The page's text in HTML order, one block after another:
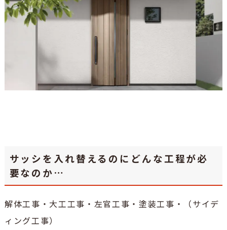
サッシを入れ替えるのにどんな工程が必
要なのか…
解体工事・大工工事・左官工事・塗装工事・（サイデ
ィング工事）